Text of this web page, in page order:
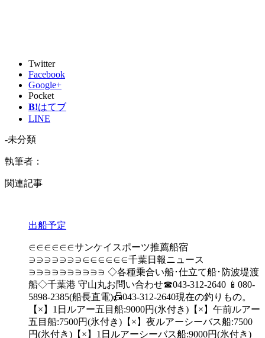
Twitter
Facebook
Google+
Pocket
B!はてブ
LINE
-未分類
執筆者：
関連記事
出船予定
∈∈∈∈∈∈サンケイスポーツ推薦船宿
∋∋∋∋∋∋∋∈∈∈∈∈∈千葉日報ニュース
∋∋∋∋∋∋∋∋∋∋ ◇各種乗合い船･仕立て船･防波堤渡
船◇千葉港 守山丸お問い合わせ☎043-312-2640 📱080-
5898-2385(船長直電)📠043-312-2640現在の釣りもの。
【×】1日ルアー五目船:9000円(氷付き)【×】午前ルアー
五目船:7500円(氷付き)【×】夜ルアーシーバス船:7500
円(氷付き)【×】1日ルアーシーバス船:9000円(氷付き)